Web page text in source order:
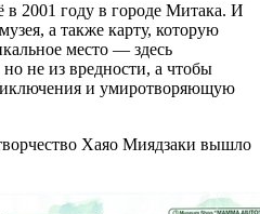
2001 году в городе Митака. И
а также карту, которую
место — здесь
не из вредности, а чтобы
и умиротворяющую